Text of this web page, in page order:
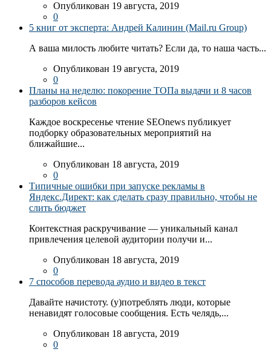
Опубликован 19 августа, 2019
0
5 книг от эксперта: Андрей Калинин (Mail.ru Group)
А ваша милость любите читать? Если да, то наша часть...
Опубликован 19 августа, 2019
0
Планы на неделю: покорение ТОПа выдачи и 8 часов
разборов кейсов
Каждое воскресенье чтение SEOnews публикует
подборку образовательных мероприятий на
ближайшие...
Опубликован 18 августа, 2019
0
Типичные ошибки при запуске рекламы в
Яндекс.Директ: как сделать сразу правильно, чтобы не
слить бюджет
Контекстная раскручивание — уникальный канал
привлечения целевой аудитории получи и...
Опубликован 18 августа, 2019
0
7 способов перевода аудио и видео в текст
Давайте начистоту. (у)потреблять люди, которые
ненавидят голосовые сообщения. Есть челядь,...
Опубликован 18 августа, 2019
0